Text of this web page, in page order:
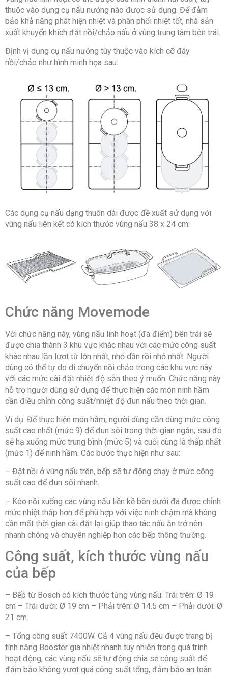
thuộc vào dụng cụ nấu nướng nào được sử dụng. Để đảm
bảo khả năng phát hiện nhiệt và phân phối nhiệt tốt, nhà sản
xuất khuyến khích đặt nồi/chảo nấu ở vùng trung tâm bên trái.
Định vị dụng cụ nấu nướng tùy thuộc vào kích cỡ đáy
nồi/chảo như hình minh họa sau:
Các dụng cụ nấu dạng thuôn dài được đề xuất sử dụng với
vùng nấu liên kết có kích thước vùng nấu 38 x 24 cm:
Chức năng Movemode
Với chức năng này, vùng nấu linh hoạt (đa điểm) bên trái sẽ
được chia thành 3 khu vực khác nhau với các mức công suất
khác nhau lần lượt từ lớn nhất, nhỏ dần rồi nhỏ nhất. Người
dùng có thể tự do di chuyển nồi chảo trong các khu vực này
với các mức cài đặt nhiệt độ sẵn theo ý muốn. Chức năng này
hỗ trợ người dùng sử dụng để thực hiện các món ninh hầm
cần điều chỉnh công suất/nhiệt độ đun nấu theo thời gian.
Ví dụ: Để thực hiện món hầm, người dùng cần dùng mức công
suất cao nhất (mức 9) để đun sôi trong thời gian ngắn, sau đó
sẽ hạ xuống mức trung bình (mức 5) và cuối cùng là thấp nhất
(mức 1) để ninh hầm. Các bước thực hiện như sau:
– Đặt nồi ở vùng nấu trên, bếp sẽ tự động chạy ở mức công
suất cao để đun sôi nhanh.
– Kéo nồi xuống các vùng nấu liền kề bên dưới đã được chỉnh
mức nhiệt thấp hơn để phù hợp với việc ninh chậm mà không
cần mất thời gian cài đặt lại giúp thao tác nấu ăn trở nên
nhanh chóng và chuyên nghiệp hơn các bếp thông thường.
Công suất, kích thước vùng nấu
của bếp
– Bếp từ Bosch có kích thước từng vùng nấu: Trái trên: Ø 19
cm – Trái dưới: Ø 19 cm – Phải trên: Ø 14.5 cm – Phải dưới: Ø
21 cm.
– Tổng công suất 7400W. Cả 4 vùng nấu đều được trang bị
tính năng Booster gia nhiệt nhanh tuy nhiên trong quá trình
hoạt động, các vùng nấu sẽ tự động chia sẻ công suất để
đảm bảo không vượt quá công suất tổng, đảm bảo an toàn